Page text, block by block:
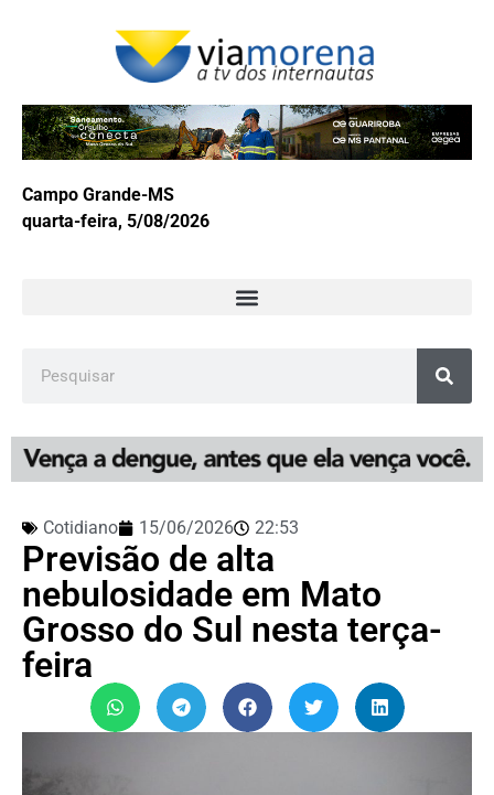
Campo Grande-MS
quarta-feira, 5/08/2026
Cotidiano 15/06/2026 22:53
Previsão de alta
nebulosidade em Mato
Grosso do Sul nesta terça-
feira